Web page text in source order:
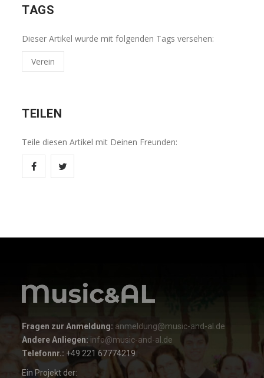
TAGS
Dieser Artikel wurde mit folgenden Tags versehen:
Verein
TEILEN
Teile diesen Artikel mit Deinen Freunden:
Fragen zur Anmeldung: anmeldung@music-and-al.de
Andere Anliegen: info@music-and-al.de
Telefonnr.: +49 221 67774219
Ein Projekt der: